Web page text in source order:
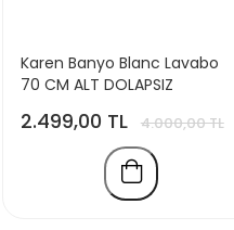
Karen Banyo Blanc Lavabo
70 CM ALT DOLAPSIZ
2.499,00 TL 4.000,00 TL